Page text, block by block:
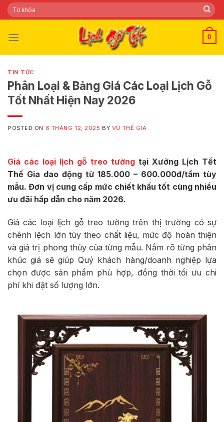
Skip
to
Tìm
kiếm:
0
TIN TỨC
Phân Loại & Bảng Giá Các Loại Lịch Gỗ
Tốt Nhất Hiện Nay 2026
POSTED ON 6 THÁNG 12, 2025 BY VŨ THẾ GIA
Giá các loại lịch gỗ treo tường tại Xưởng Lịch Tết
Thế Gia dao động từ 185.000 – 600.000đ/tấm tùy
mẫu. Đơn vị cung cấp mức chiết khấu tốt cùng nhiều
ưu đãi hấp dẫn cho năm 2026.
Giá các loại lịch gỗ treo tường trên thị trường có sự
chênh lệch lớn tùy theo chất liệu, mức độ hoàn thiện
và giá trị phong thủy của từng mẫu. Nắm rõ từng phân
khúc giá sẽ giúp Quý khách hàng/doanh nghiệp lựa
chọn được sản phẩm phù hợp, đồng thời tối ưu chi
phí khi đặt số lượng lớn.